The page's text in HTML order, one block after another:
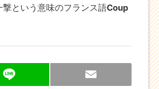
という意味のフランス語Coup
Li
E